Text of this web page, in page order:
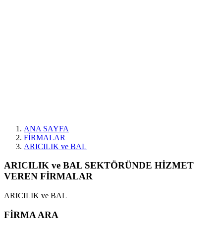
ANA SAYFA
FİRMALAR
ARICILIK ve BAL
ARICILIK ve BAL SEKTÖRÜNDE HİZMET
VEREN FİRMALAR
ARICILIK ve BAL
FİRMA ARA